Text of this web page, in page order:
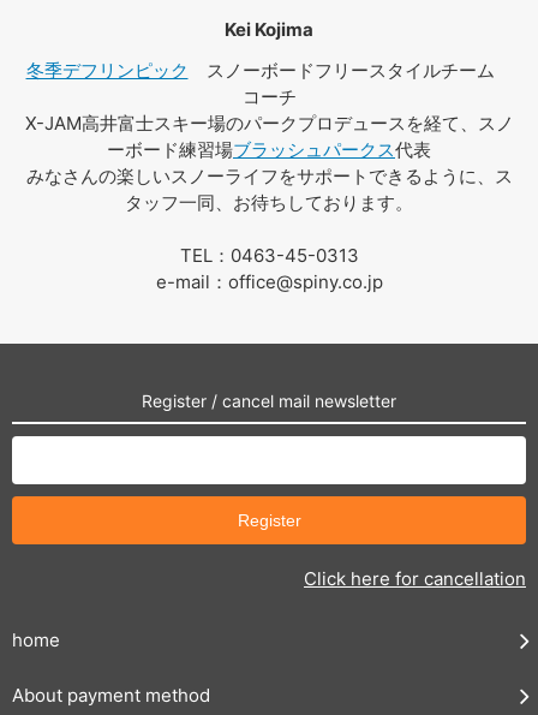
Kei Kojima
冬季デフリンピック スノーボードフリースタイルチーム
コーチ
X-JAM高井富士スキー場のパークプロデュースを経て、スノ
ーボード練習場ブラッシュパークス代表
みなさんの楽しいスノーライフをサポートできるように、ス
タッフ一同、お待ちしております。
TEL：0463-45-0313
e-mail：office@spiny.co.jp
Register / cancel mail newsletter
Click here for cancellation
home
About payment method